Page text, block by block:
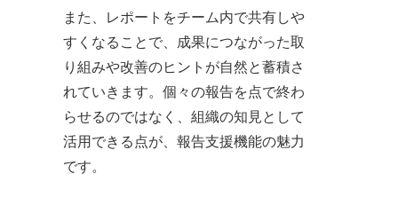
また、レポートをチーム内で共有しや
すくなることで、成果につながった取
り組みや改善のヒントが自然と蓄積さ
れていきます。個々の報告を点で終わ
らせるのではなく、組織の知見として
活用できる点が、報告支援機能の魅力
です。